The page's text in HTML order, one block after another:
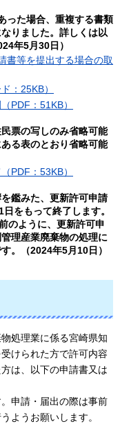
った場合、重複する書類
りました。詳しくは以
年5月30日）
書等を提出する場合の取
：25KB）
PDF：51KB）
票の写しのみ省略可能
る表のとおり省略可能
PDF：53KB）
鑑みた、更新許可申請
をもって終了します。
のように、更新許可申
理産業廃棄物の処理に
。（2024年5月10日）
処理業に係る宮崎県知
けられた方で許可内容
は、以下の申請書又は
申請・届出の際は事前
ようお願いします。